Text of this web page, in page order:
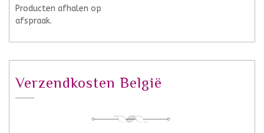
Producten afhalen op
afspraak.
Verzendkosten België